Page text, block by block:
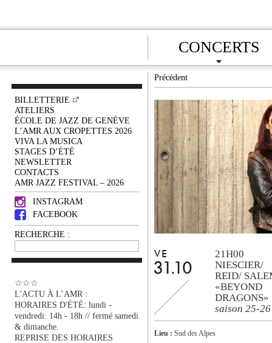
CONCERTS
BILLETTERIE
ATELIERS
ÉCOLE DE JAZZ DE GENÈVE
L’AMR AUX CROPETTES 2026
VIVA LA MUSICA
STAGES D’ÉTÉ
NEWSLETTER
CONTACTS
AMR JAZZ FESTIVAL – 2026
INSTAGRAM
FACEBOOK
RECHERCHE :
☆☆☆
L'ACTU À L’AMR :
HORAIRES D'ÉTÉ: lundi -
vendredi: 14h - 18h // fermé samedi
& dimanche.
REPRISE DES HORAIRES
Précédent
VE
31.10
21H00
NIESCIER/
REID/
«BEYOND
DRAGONS»
saison 25-26
Lieu : Sud des Alpes